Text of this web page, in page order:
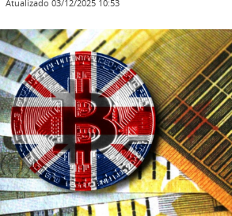
Atualizado 03/12/2025 10:53